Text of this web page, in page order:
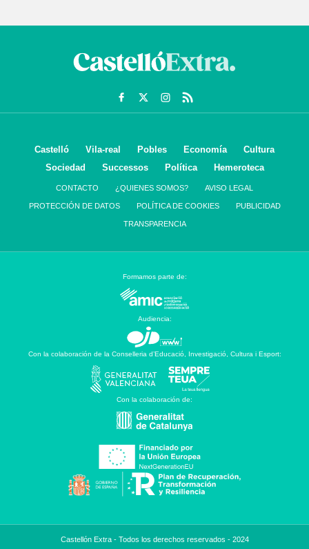
Castelló Vila-real Pobles Economía
Cultura
Sociedad
Successos Política Hemeroteca
CONTACTO ¿QUIENES SOMOS? AVISO LEGAL
PROTECCIÓN DE DATOS POLÍTICA DE COOKIES PUBLICIDAD
TRANSPARENCIA
Formamos parte de:
Audiencia:
Con la colaboración de la Conselleria d’Educació, Investigació, Cultura i Esport:
Con la colaboración de:
Castellón Extra - Todos los derechos reservados - 2024